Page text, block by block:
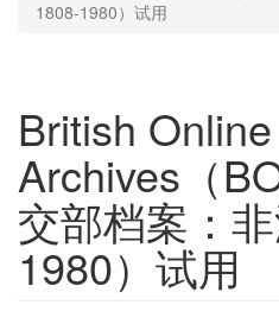
1808-1980）试用
British Online
Archives（
交部档案：
1980）试用